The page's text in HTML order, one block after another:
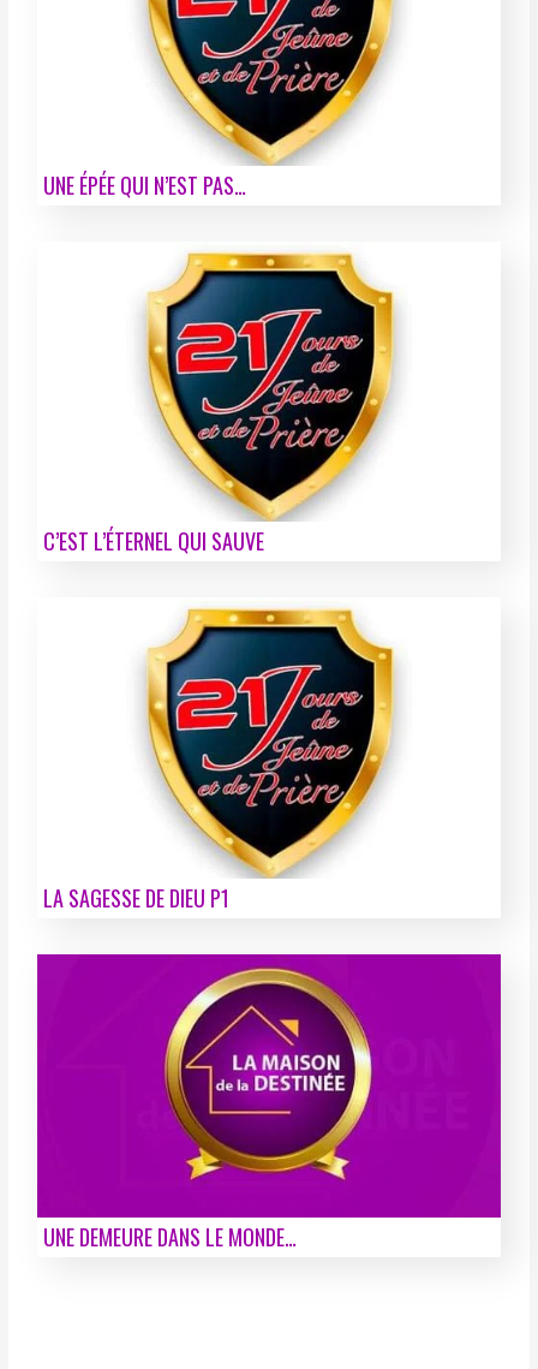
UNE ÉPÉE QUI N’EST PAS…
C’EST L’ÉTERNEL QUI SAUVE
LA SAGESSE DE DIEU P1
UNE DEMEURE DANS LE MONDE…